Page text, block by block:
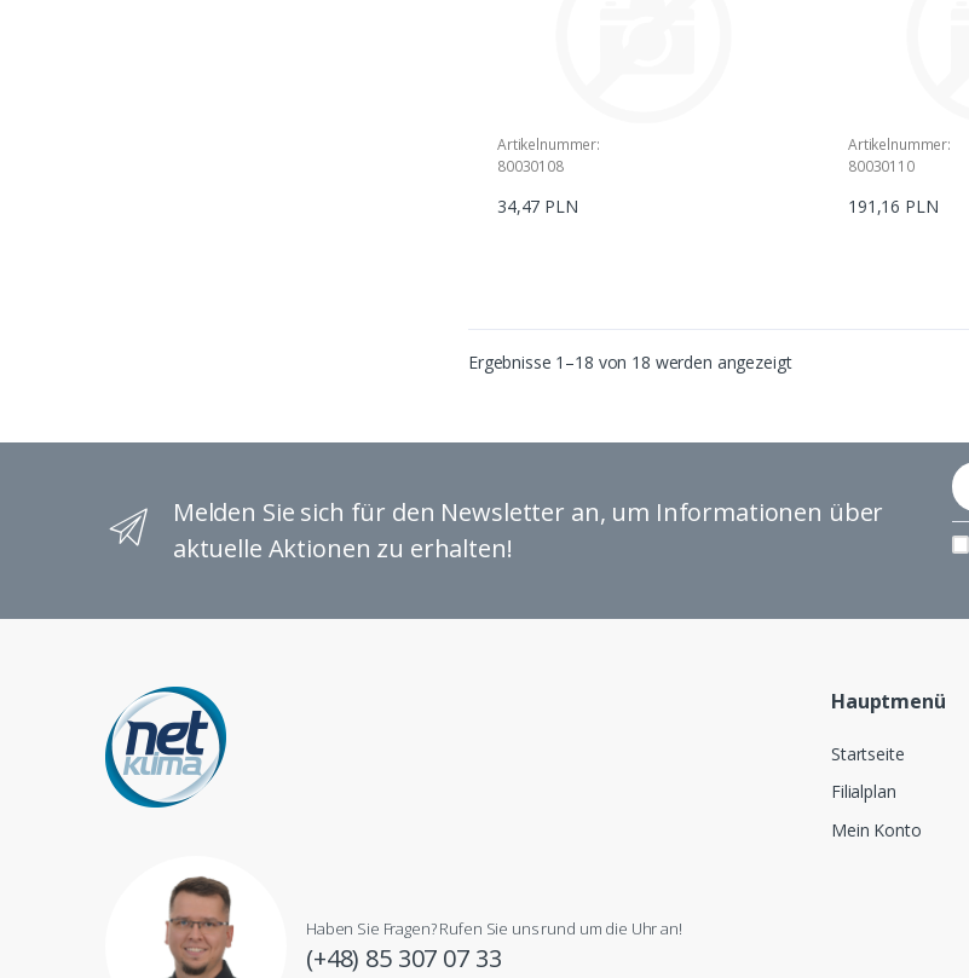
Artikelnummer:
80030108
34,47 PLN
Artikelnummer:
80030110
191,16 PLN
Ergebnisse 1–18 von 18 werden angezeigt
Melden Sie sich für den Newsletter an, um Informationen über
aktuelle Aktionen zu erhalten!
Haben Sie Fragen? Rufen Sie uns rund um die Uhr an!
(+48) 85 307 07 33
Hauptmenü
Startseite
Filialplan
Mein Konto